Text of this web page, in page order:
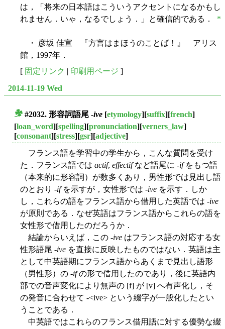
は，「将来の日本語はこういうアクセントになるかもし
れません．いゃ，なるでしょう．」と確信的である． *
・ 彦坂 佳宣 『方言はまほうのことば！』 アリス
館，1997年．
[ 固定リンク | 印刷用ページ ]
2014-11-19 Wed
#2032. 形容詞語尾 -ive [etymology][suffix][french]
[loan_word][spelling][pronunciation][verners_law]
[consonant][stress][gsr][adjective]
フランス語を学習中の学生から，こんな質問を受け
た．フランス語では actif, effectifなど語尾に -ifをもつ語
（本来的に形容詞）が数多くあり，男性形では見出し語
のとおり -ifを示すが，女性形では -ive を示す．しか
し，これらの語をフランス語から借用した英語では -ive
が原則である．なぜ英語はフランス語からこれらの語を
女性形で借用したのだろうか．
結論からいえば，この -ive はフランス語の対応する女
性形語尾 -ive を直接に反映したものではない．英語は主
として中英語期にフランス語からあくまで見出し語形
（男性形）の -ifの形で借用したのであり，後に英語内
部での音声変化により無声の [f] が [v] へ有声化し，そ
の発音に合わせて -<ive> という綴字が一般化したとい
うことである．
中英語ではこれらのフランス借用語に対する優勢な綴